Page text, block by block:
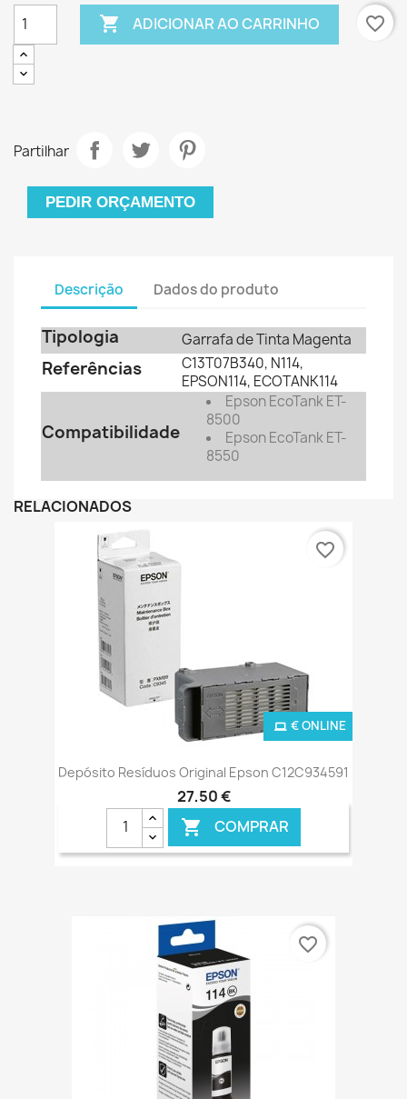
 ADICIONAR AO CARRINHO favorite_border
Partilhar
PEDIR ORÇAMENTO
Descrição Dados do produto
Tipologia Garrafa de Tinta Magenta
Referências
C13T07B340, N114,
EPSON114, ECOTANK114
Compatibilidade
Epson EcoTank ET-
8500
Epson EcoTank ET-
8550
RELACIONADOS
Depósito Resíduos Original Epson C12C934591
27,50 €
 COMPRAR
€ ONLINE
favorite_border
favorite_border